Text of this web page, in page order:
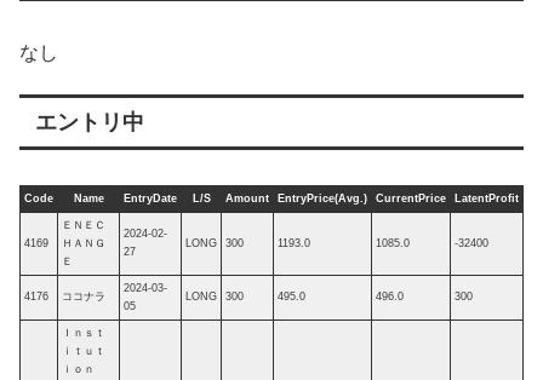
なし
エントリ中
Code Name EntryDate L/S Amount EntryPrice(Avg.) CurrentPrice LatentProfit
4169
ＥＮＥＣ
ＨＡＮＧ
Ｅ
2024-02-
27
LONG 300 1193.0 1085.0 -32400
4176 ココナラ
2024-03-
05
LONG 300 495.0 496.0 300
Ｉｎｓｔ
ｉｔｕｔ
ｉｏｎ